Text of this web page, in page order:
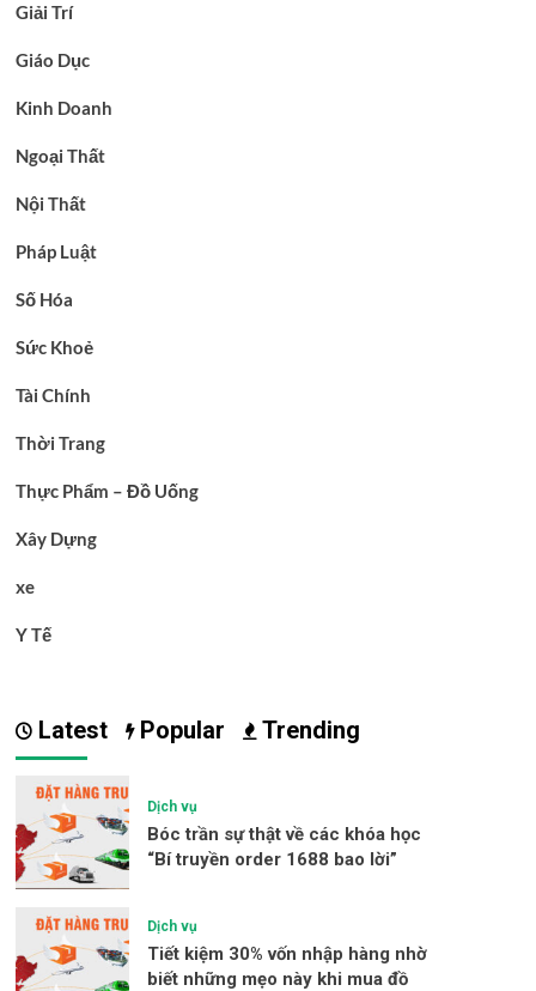
Giải Trí
Giáo Dục
Kinh Doanh
Ngoại Thất
Nội Thất
Pháp Luật
Số Hóa
Sức Khoẻ
Tài Chính
Thời Trang
Thực Phẩm – Đồ Uống
Xây Dựng
xe
Y Tế
Latest Popular Trending
Dịch vụ
Bóc trần sự thật về các khóa học
“Bí truyền order 1688 bao lời”
Dịch vụ
Tiết kiệm 30% vốn nhập hàng nhờ
biết những mẹo này khi mua đồ